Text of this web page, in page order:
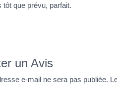
tôt que prévu, parfait.
un Avis
e-mail ne sera pas publiée.